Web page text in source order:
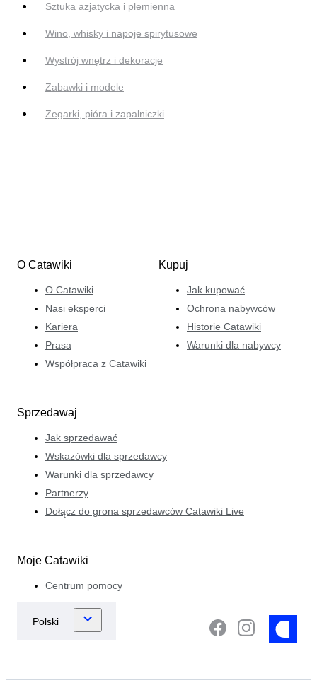
Sztuka azjatycka i plemienna
Wino, whisky i napoje spirytusowe
Wystrój wnętrz i dekoracje
Zabawki i modele
Zegarki, pióra i zapalniczki
O Catawiki
O Catawiki
Nasi eksperci
Kariera
Prasa
Współpraca z Catawiki
Kupuj
Jak kupować
Ochrona nabywców
Historie Catawiki
Warunki dla nabywcy
Sprzedawaj
Jak sprzedawać
Wskazówki dla sprzedawcy
Warunki dla sprzedawcy
Partnerzy
Dołącz do grona sprzedawców Catawiki Live
Moje Catawiki
Centrum pomocy